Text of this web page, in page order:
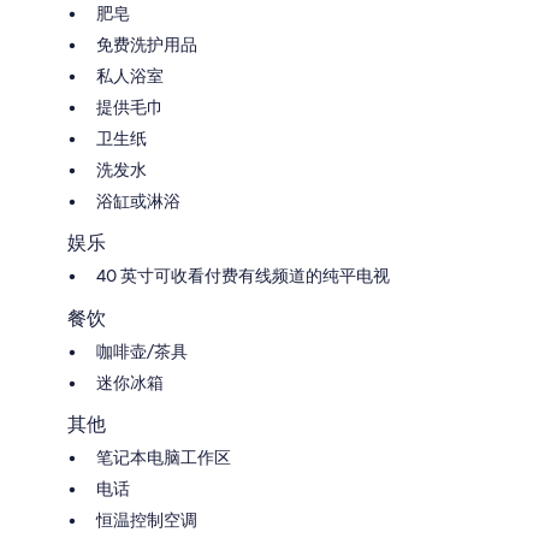
肥皂
免费洗护用品
私人浴室
提供毛巾
卫生纸
洗发水
浴缸或淋浴
娱乐
40 英寸可收看付费有线频道的纯平电视
餐饮
咖啡壶/茶具
迷你冰箱
其他
笔记本电脑工作区
电话
恒温控制空调